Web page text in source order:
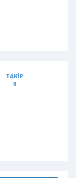
TAKIP
0